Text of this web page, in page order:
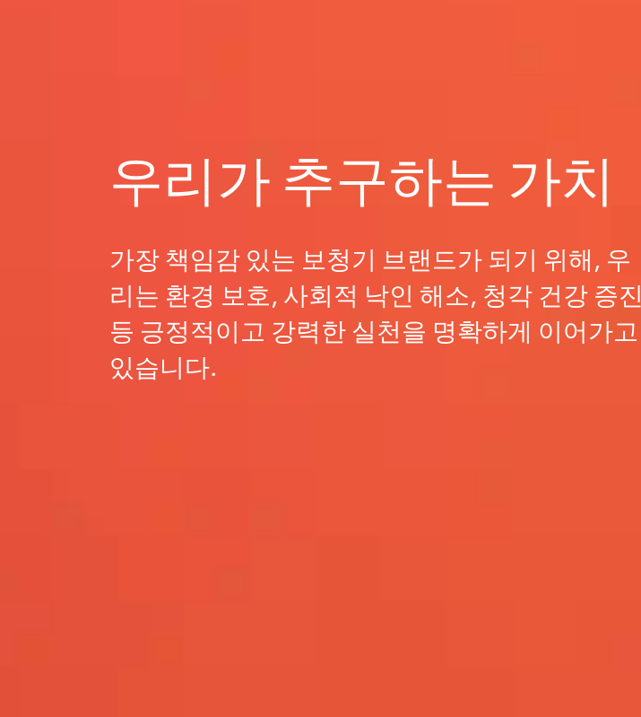
우리가 추구하는 가치
가장 책임감 있는 보청기 브랜드가 되기 위해, 우
리는 환경 보호, 사회적 낙인 해소, 청각 건강 증진
등 긍정적이고 강력한 실천을 명확하게 이어가고
있습니다.